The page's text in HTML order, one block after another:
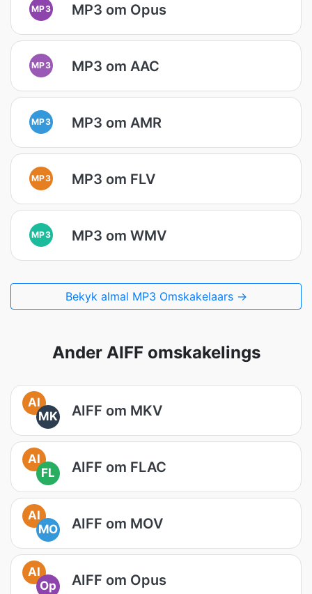
MP3 MP3 om Opus
MP3 MP3 om AAC
MP3 MP3 om AMR
MP3 MP3 om FLV
MP3 MP3 om WMV
Bekyk almal MP3 Omskakelaars →
Ander AIFF omskakelings
AI
MK
AIFF om MKV
AI
FL
AIFF om FLAC
AI
MO
AIFF om MOV
AI
Op
AIFF om Opus